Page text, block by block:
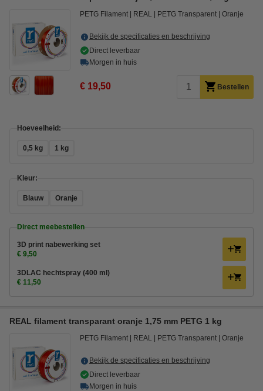
PETG Filament REAL PETG Transparent Oranje
Bekijk de specificaties en beschrijving
Direct leverbaar
Morgen in huis
€ 19,50 Bestellen
Hoeveelheid:
0,5 kg 1 kg
Kleur:
Blauw Oranje
Direct meebestellen
3D print nabewerking set
€ 9,50
3DLAC hechtspray (400 ml)
€ 11,50
REAL filament transparant oranje 1,75 mm PETG 1 kg
PETG Filament REAL PETG Transparent Oranje
Bekijk de specificaties en beschrijving
Direct leverbaar
Morgen in huis